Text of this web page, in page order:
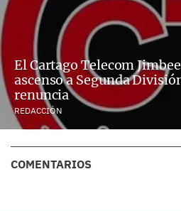
El Cartago Telecom
ascenso a Segunda
renuncia
REDACCIÓN
COMENTARIOS